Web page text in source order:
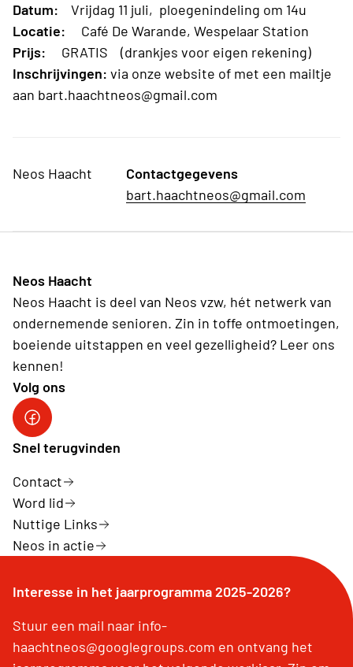
Datum:
Vrijdag 11 juli, ploegenindeling om 14u
Locatie:
Café De Warande, Wespelaar Station
Prijs:
GRATIS (drankjes voor eigen rekening)
Inschrijvingen: via onze website of met een mailtje
aan bart.haachtneos@gmail.com
Neos Haacht
Contactgegevens
bart.haachtneos@gmail.com
Neos Haacht
Neos Haacht is deel van Neos vzw, hét netwerk van
ondernemende senioren. Zin in toffe ontmoetingen,
boeiende uitstappen en veel gezelligheid? Leer ons
kennen!
Volg ons
Facebook pagina Haacht
Snel terugvinden
Contact
Word lid
Nuttige Links
Neos in actie
Interesse in het jaarprogramma 2025-2026?
Stuur een mail naar info-
haachtneos@googlegroups.com en ontvang het